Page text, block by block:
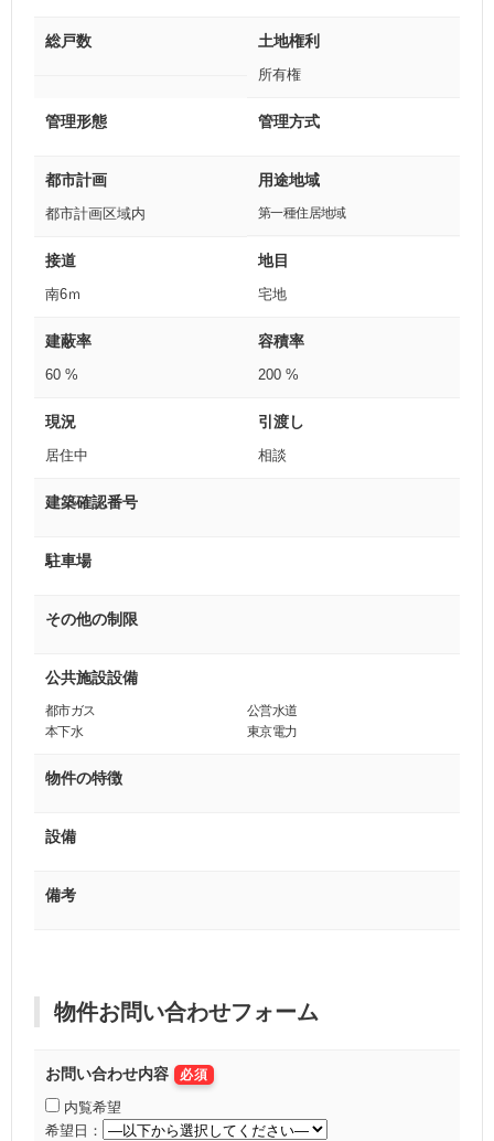
総戸数 土地権利
所有権
管理形態 管理方式
都市計画
都市計画区域内
用途地域
第一種住居地域
接道
南6ｍ
地目
宅地
建蔽率
60 %
容積率
200 %
現況
居住中
引渡し
相談
建築確認番号
駐車場
その他の制限
公共施設設備
都市ガス
公営水道
本下水
東京電力
物件の特徴
設備
備考
物件お問い合わせフォーム
お問い合わせ内容 必須
内覧希望
希望日：